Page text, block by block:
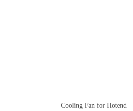
Cooling Fan for Hotend